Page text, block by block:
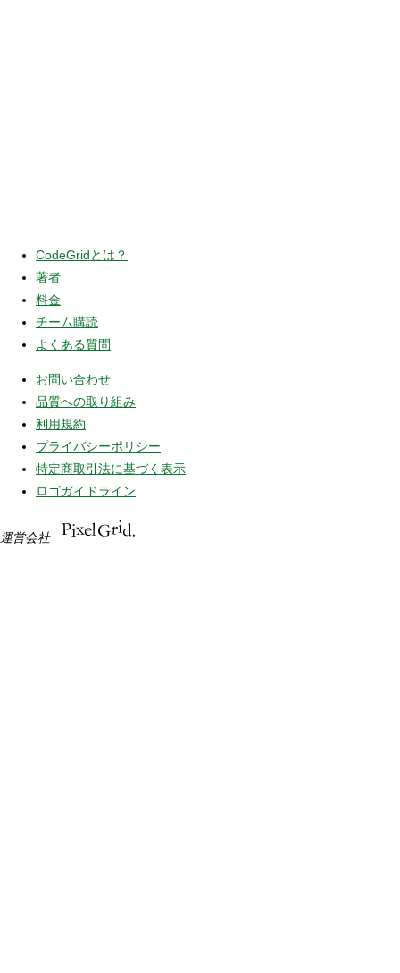
CodeGridとは？
著者
料金
チーム購読
よくある質問
お問い合わせ
品質への取り組み
利用規約
プライバシーポリシー
特定商取引法に基づく表示
ロゴガイドライン
運営会社